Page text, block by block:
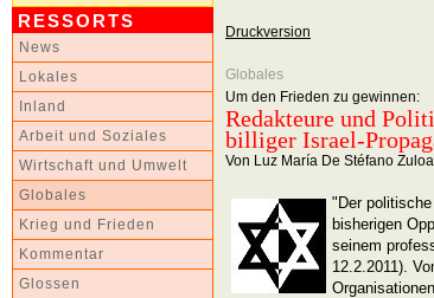
RESSORTS
News
Lokales
Inland
Arbeit und Soziales
Wirtschaft und Umwelt
Globales
Krieg und Frieden
Kommentar
Glossen
Druckversion
Globales
Um den Frieden zu gewinnen:
Redakteure und
billiger Israel-
Von Luz María De Stéfano
"Der
bisherigen
seinem
12.2.2011).